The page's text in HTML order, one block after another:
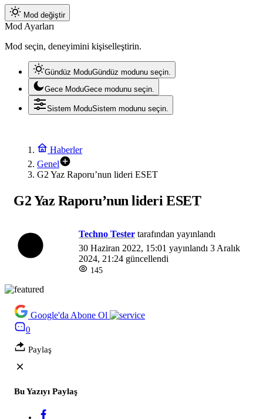
Mod değiştir
Mod Ayarları
Mod seçin, deneyimini kişiselleştirin.
Gündüz ModuGündüz modunu seçin.
Gece ModuGece modunu seçin.
Sistem ModuSistem modunu seçin.
Haberler
Genel
G2 Yaz Raporu’nun lideri ESET
G2 Yaz Raporu’nun lideri ESET
Techno Tester tarafından yayınlandı
30 Haziran 2022, 15:01 yayınlandı 3 Aralık
2024, 21:24 güncellendi
145
Google'da Abone Ol
0
Paylaş
Bu Yazıyı Paylaş